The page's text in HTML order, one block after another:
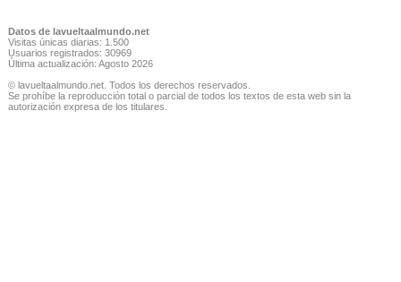
Datos de lavueltaalmundo.net
Visitas únicas diarias: 1.500
Usuarios registrados: 30969
Última actualización: Agosto 2026
© lavueltaalmundo.net. Todos los derechos reservados.
Se prohíbe la reproducción total o parcial de todos los textos de esta web sin la
autorización expresa de los titulares.